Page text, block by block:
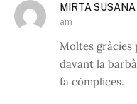
MIRTA SUSANA
am
Moltes gràcies
davant la
fa còmplices.